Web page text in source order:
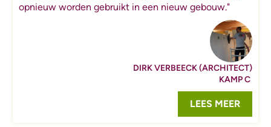
opnieuw worden gebruikt in een nieuw gebouw."
DIRK VERBEECK (ARCHITECT)
KAMP C
LEES MEER